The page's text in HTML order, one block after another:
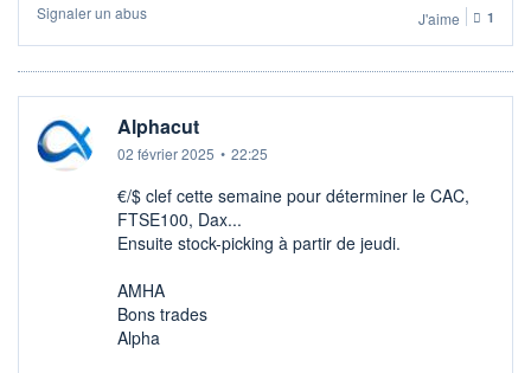
Signaler un abus J'aime 1
Alphacut
02 février 2025 • 22:25
€/$ clef cette semaine pour déterminer le CAC,
FTSE100, Dax...
Ensuite stock-picking à partir de jeudi.
AMHA
Bons trades
Alpha